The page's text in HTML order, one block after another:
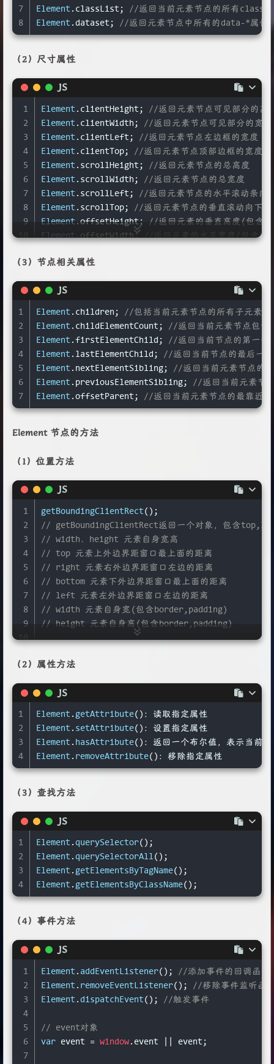
7
8
Element . classList ;
//返回当前元素节点的所有class
Element . dataset ; //返回元素节点中所有的data-*属性
（2）尺寸属性
JS
1
2
3
4
5
6
7
8
9
12
Element . clientHeight ;
//返回元素节点可见部分的高
Element . clientWidth ;
//返回元素节点可见部分的宽度
Element . clientLeft ;
//返回元素节点左边框的宽度
Element . clientTop ;
//返回元素节点顶部边框的宽度
Element . scrollHeight ;
//返回元素节点的总高度
Element . scrollWidth ;
//返回元素节点的总宽度
Element . scrollLeft ;
//返回元素节点的水平滚动条向
Element . scrollTop ;
//返回元素节点的垂直滚动向下滚
Element . offsetHeight ;
//返回元素的垂直高度(包含
Element
offsetWidth ;
//返回元素的水平宽度(包含
Element.offsetTop
（3）节点相关属性
JS
1
2
3
4
5
6
7
Element . children ;
//包括当前元素节点的所有子元素
Element . childElementCount ;
//返回当前元素节点包含
Element . firstElementChild ;
//返回当前节点的第一个
Element . lastElementChild ;
//返回当前节点的最后一
Element . nextElementSibling ;
//返回当前元素节点的下
Element . previousElementSibling ;
//返回当前元素节
Element . offsetParent ; //返回当前元素节点的最靠近
Element 节点的方法
（1）位置方法
JS
1
2
3
4
5
6
7
8
9
10
12
14
getBoundingClientRect ();
// getBoundingClientRect返回一个对象，包含
// width、height 元素自身宽高
// top 元素上外边界距窗口最上面的距离
// right 元素右外边界距窗口左边的距离
// bottom 元素下外边界距窗口最上面的距离
// left 元素左外边界距窗口左边的距离
// width 元素自身宽(包含border,padding)
// height 元素自身高(包含border,padding)
var rect = el.
document. body. scrollTop
+ document body. scrollLeft ,
（2）属性方法
JS
1
2
3
4
Element . getAttribute()：读取指定属性
Element . setAttribute()：设置指定属性
Element . hasAttribute()：返回一个布尔值，表示当前
Element . removeAttribute()：移除指定属性
（3）查找方法
JS
1
2
3
4
Element .querySelector();
Element .querySelectorAll();
Element . getElementsByTagName();
Element . getElementsByClassName();
（4）事件方法
JS
1
2
3
4
5
6
7
Element . addEventListener();
//添加事件的回调函数
Element . removeEventListener();
//移除事件监听函
Element . dispatchEvent (); //触发事件
// event对象
var event = window . event || event;